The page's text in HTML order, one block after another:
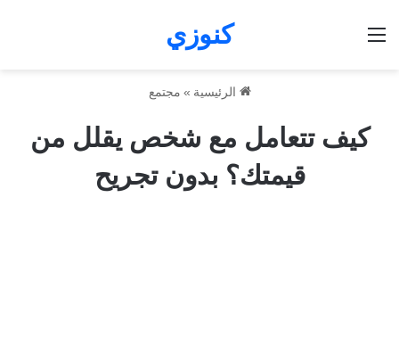
كنوزي
الرئيسية » مجتمع
كيف تتعامل مع شخص يقلل من
قيمتك؟ بدون تجريح